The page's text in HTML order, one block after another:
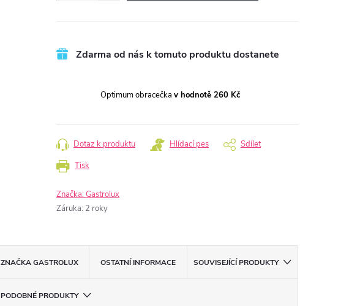
Zdarma od nás k tomuto produktu dostanete
Optimum obracečka v hodnotě 260 Kč
Tisk
Dotaz k produktu Hlídací pes Sdílet
Značka:Gastrolux
Záruka: 2 roky
ZNAČKAGASTROLUX OSTATNÍ INFORMACE SOUVISEJÍCÍ PRODUKTY
PODOBNÉ PRODUKTY